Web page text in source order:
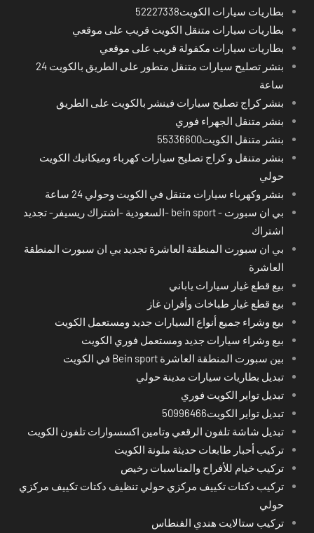
بطاريات سيارات الكويت52227338
بطاريات سيارات متنقل الكويت قريب على موقعي
بطاريات سيارات مكفولة قريب على موقعي
بنشر تصليح سيارات متنقل متطور على الطريق بالكويت 24
ساعة
بنشر كراج تصليح سيارات فينشر بالكويت على الطريق
بنشر متنقل الجهراء فوري
بنشر متنقل الكويت55336600
بنشر متنقل و كراج تصليح سيارات كهرباء وميكانيك الكويت
حولي
بنشر وكهرباء سيارات متنقل في الكويت وحولي 24 ساعة
بي ان سبورت - bein sport -السعودية -اشتراك ريسيفر- تجديد
اشتراك
بي ان سبورت المنطقة العاشرة تجديد بي ان سبورت المنطقة
العاشرة
بيع قطع غيار سيارات ياباني
بيع قطع غيار طباخات وأفران غاز
بيع وشراء جميع أنواع السيارات جديد ومستعمل الكويت
بيع وشراء سيارات جديد ومستعمل فوري الكويت
بين سبورت المنطقة العاشرة Bein sport في الكويت
تبديل بطاريات سيارات مدينة حولي
تبديل تواير الكويت فوري
تبديل تواير الكويت50996466
تبديل شاشة تلفون الرقعي وتامين اكسسوارات تلفون الكويت
تركيب أحبار طابعات حديثة ملونة الكويت
تركيب خيام للأفراح والمناسبات رخيص
تركيب دكتات تكييف مركزي حولي تنظيف دكتات تكييف مركزي
حولي
تركيب ستالايت هندي الفنطاس